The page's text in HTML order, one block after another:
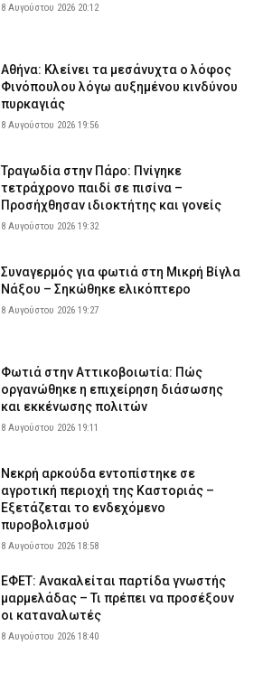
8 Αυγούστου 2026 20:12
Αθήνα: Κλείνει τα μεσάνυχτα ο λόφος
Φινόπουλου λόγω αυξημένου κινδύνου
πυρκαγιάς
8 Αυγούστου 2026 19:56
Τραγωδία στην Πάρο: Πνίγηκε
τετράχρονο παιδί σε πισίνα –
Προσήχθησαν ιδιοκτήτης και γονείς
8 Αυγούστου 2026 19:32
Συναγερμός για φωτιά στη Μικρή Βίγλα
Νάξου – Σηκώθηκε ελικόπτερο
8 Αυγούστου 2026 19:27
Φωτιά στην Αττικοβοιωτία: Πώς
οργανώθηκε η επιχείρηση διάσωσης
και εκκένωσης πολιτών
8 Αυγούστου 2026 19:11
Νεκρή αρκούδα εντοπίστηκε σε
αγροτική περιοχή της Καστοριάς –
Εξετάζεται το ενδεχόμενο
πυροβολισμού
8 Αυγούστου 2026 18:58
ΕΦΕΤ: Ανακαλείται παρτίδα γνωστής
μαρμελάδας – Τι πρέπει να προσέξουν
οι καταναλωτές
8 Αυγούστου 2026 18:40